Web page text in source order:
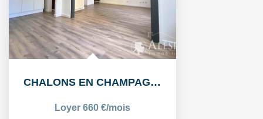
CHALONS EN CHAMPAGNE: Appartement T3 en duplex
Loyer 660 €/mois